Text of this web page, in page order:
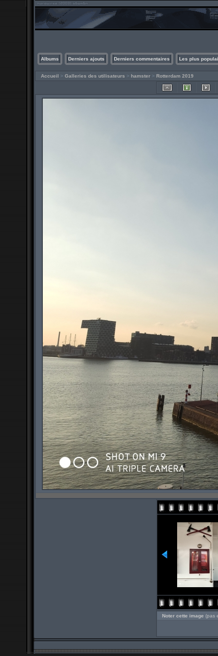
Albums Derniers ajouts Derniers commentaires Les plus
Accueil > Galleries des utilisateurs > hamster > Rotterdam 2019
Noter cette image (pas